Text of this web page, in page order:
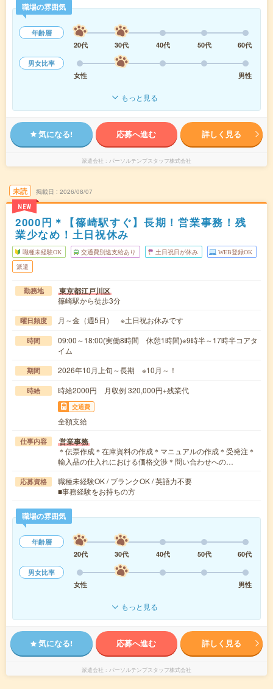
職場の雰囲気
年齢層
20代
30代 40代 50代
60代
男女比率
女性
男性
もっと見る
気になる! 応募へ進む 詳しく見る
派遣会社 パーソルテンプスタッフ株式会社
未読
NEW
掲載日 2026/08/07
2000円＊【篠崎駅すぐ】長期！営業事務！残
業少なめ！土日祝休み
職種未経験OK 交通費別途支給あり 土日祝日が休み WEB登録OK
派遣
勤務地 東京都江戸川区
篠崎駅から徒歩3分
曜日頻度 月～金（週5日） ※土日祝お休みです
時間
09:00～18:00(実働8時間 休憩1時間)※9時半～17時半コアタ
イム
期間 2026年10月上旬～長期 ※10月～！
時給 時給2000円 月収例 320,000円+残業代
交通費
全額支給
仕事内容 営業事務
＊伝票作成＊在庫資料の作成＊マニュアルの作成＊受発注＊
輸入品の仕入れにおける価格交渉＊問い合わせへの…
応募資格
職種未経験OK / ブランクOK / 英語力不要
■事務経験をお持ちの方
職場の雰囲気
年齢層
20代
30代 40代 50代
60代
男女比率
女性
男性
もっと見る
気になる! 応募へ進む 詳しく見る
派遣会社 パーソルテンプスタッフ株式会社